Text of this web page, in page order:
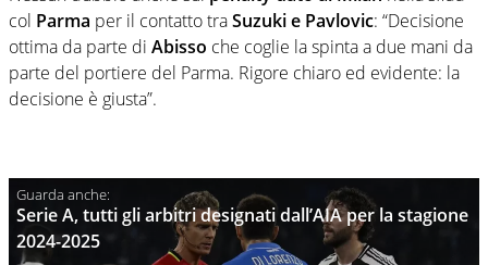
col Parma per il contatto traSuzuki e Pavlovic: “Decisione
ottima da parte di Abisso che coglie la spinta a due mani da
parte del portiere del Parma. Rigore chiaro ed evidente: la
decisione è giusta”.
Serie A, tutti gli arbitri designati dall’AIA per la stagione
2024-2025